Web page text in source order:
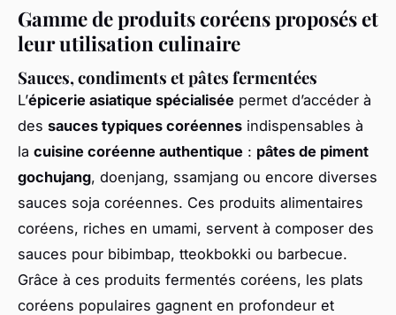
Gamme de produits coréens proposés et
leur utilisation culinaire
Sauces, condiments et pâtes fermentées
L’épicerie asiatique spécialisée permet d’accéder à
des sauces typiques coréennes indispensables à
la cuisine coréenne authentique : pâtes de piment
gochujang, doenjang, ssamjang ou encore diverses
sauces soja coréennes. Ces produits alimentaires
coréens, riches en umami, servent à composer des
sauces pour bibimbap, tteokbokki ou barbecue.
Grâce à ces produits fermentés coréens, les plats
coréens populaires gagnent en profondeur et